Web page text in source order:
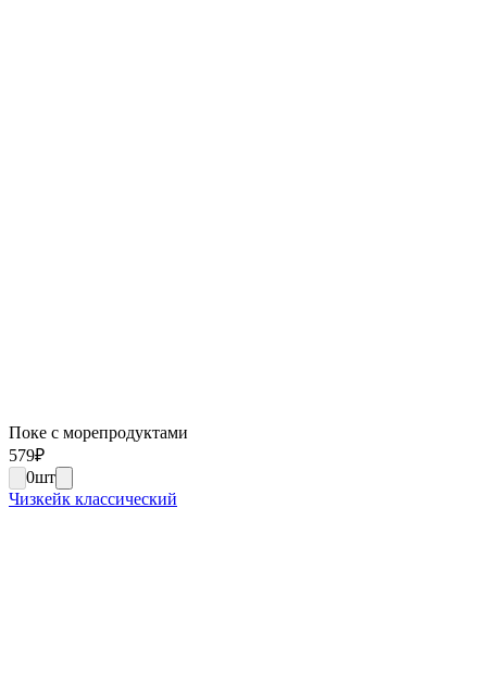
Поке с морепродуктами
579₽
0шт
Чизкейк классический